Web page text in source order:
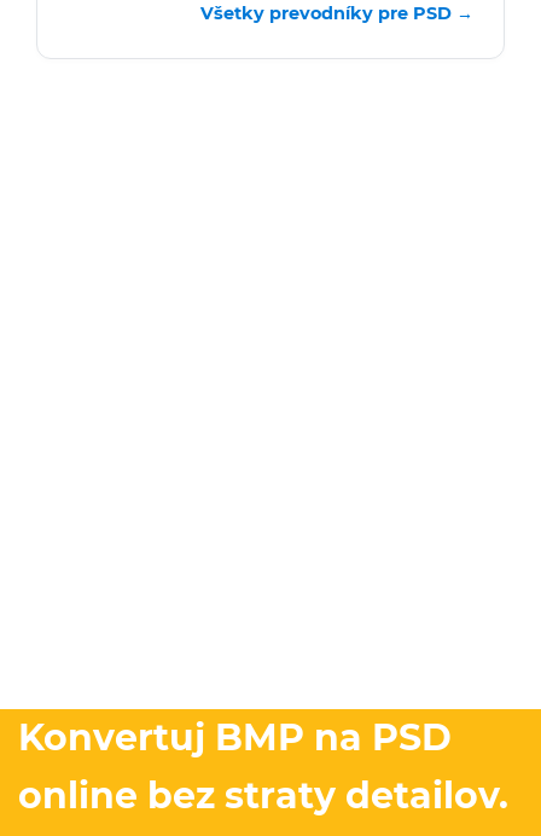
Všetky prevodníky pre PSD →
Konvertuj BMP na PSD
online bez straty detailov.